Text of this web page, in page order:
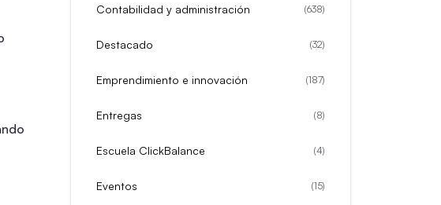
Contabilidad y administración (638)
Destacado (32)
Emprendimiento e innovación (187)
Entregas (8)
Escuela ClickBalance (4)
Eventos (15)